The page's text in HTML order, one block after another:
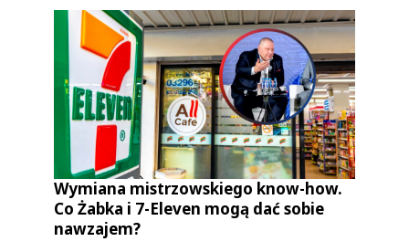
Wymiana mistrzowskiego know-how.
Co Żabka i 7-Eleven mogą dać sobie
nawzajem?